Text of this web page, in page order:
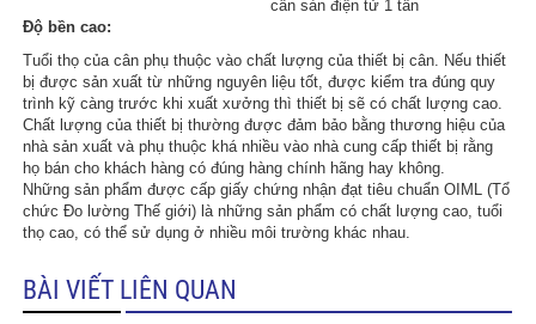
cân sàn điện tử 1 tấn
Độ bền cao:
Tuổi thọ của cân phụ thuộc vào chất lượng của thiết bị cân. Nếu thiết
bị được sản xuất từ những nguyên liệu tốt, được kiểm tra đúng quy
trình kỹ càng trước khi xuất xưởng thì thiết bị sẽ có chất lượng cao.
Chất lượng của thiết bị thường được đảm bảo bằng thương hiệu của
nhà sản xuất và phụ thuộc khá nhiều vào nhà cung cấp thiết bị rằng
họ bán cho khách hàng có đúng hàng chính hãng hay không.
Những sản phẩm được cấp giấy chứng nhận đạt tiêu chuẩn OIML (Tổ
chức Đo lường Thế giới) là những sản phẩm có chất lượng cao, tuổi
thọ cao, có thể sử dụng ở nhiều môi trường khác nhau.
BÀI VIẾT LIÊN QUAN